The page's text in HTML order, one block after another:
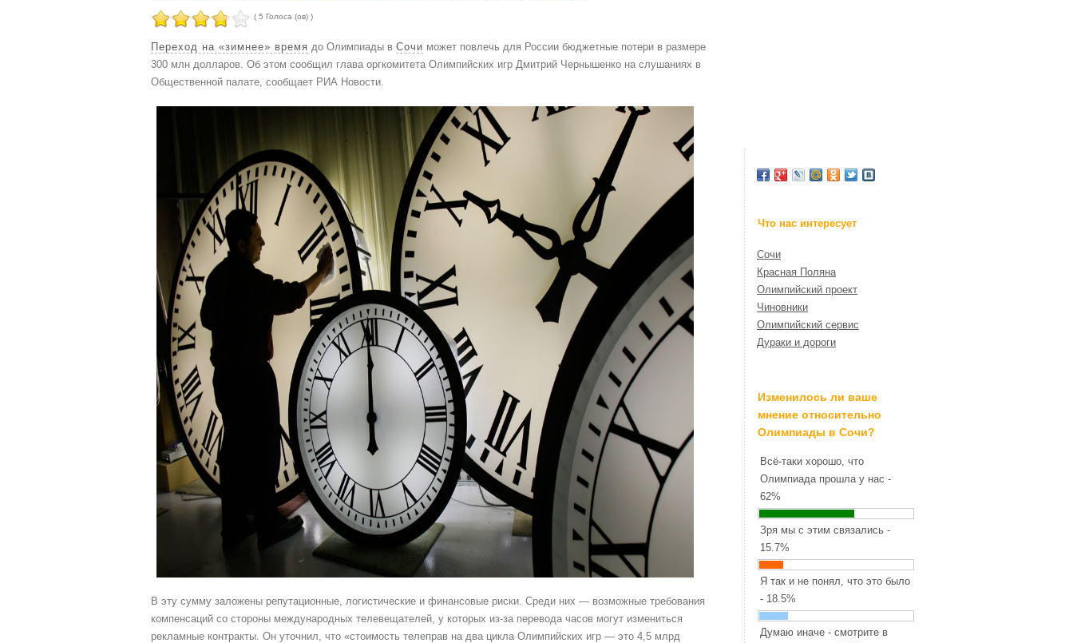
( 5 Голоса (ов) )
Переход на «зимнее» время до Олимпиады в Сочи может повлечь для России бюджетные потери в размере
300 млн долларов. Об этом сообщил глава оргкомитета Олимпийских игр Дмитрий Чернышенко на слушаниях в
Общественной палате, сообщает РИА Новости.
В эту сумму заложены репутационные, логистические и финансовые риски. Среди них — возможные требования
компенсаций со стороны международных телевещателей, у которых из-за перевода часов могут измениться
рекламные контракты. Он уточнил, что «стоимость телеправ на два цикла Олимпийских игр — это 4,5 млрд
Что нас интересует
Сочи
Красная Поляна
Олимпийский проект
Чиновники
Олимпийский сервис
Дураки и дороги
Изменилось ли ваше
мнение относительно
Олимпиады в Сочи?
Всё-таки хорошо, что
Олимпиада прошла у нас -
62%
Зря мы с этим связались -
15.7%
Я так и не понял, что это было
- 18.5%
Думаю иначе - смотрите в